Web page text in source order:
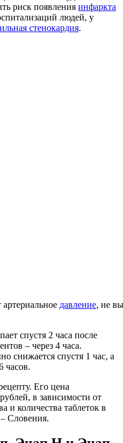
риск появления инфаркта
людей, у
стенокардия.
давление, не
спустя 2 часа после
– через 4 часа.
снижается спустя 1 час, а
часов.
Его цена
в зависимости от
и количества таблеток в
Словения.